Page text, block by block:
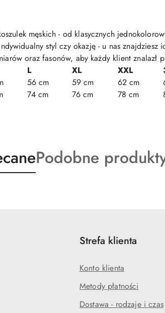
męskich - od klasycznych
styl czy okazję - u nas znajdziesz
oraz fasonów, aby każdy klient znalazł
L XL XXL
56 cm 59 cm 62 cm
74 cm 76 cm 78 cm
Produkty
o
Podobne
Strefa klienta
Konto klienta
Metody płatności
Dostawa - rodzaje i czas